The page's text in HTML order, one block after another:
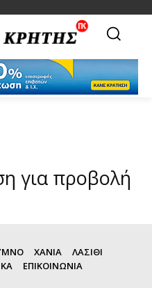
για προβολή
ΧΑΝΙΑ
ΛΑΣΙΘΙ
ΕΠΙΚΟΙΝΩΝΙΑ